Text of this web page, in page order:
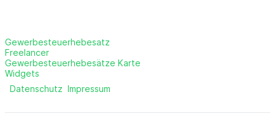
Gewerbesteuerhebesatz
Freelancer
Gewerbesteuerhebesätze Karte
Widgets
Datenschutz Impressum